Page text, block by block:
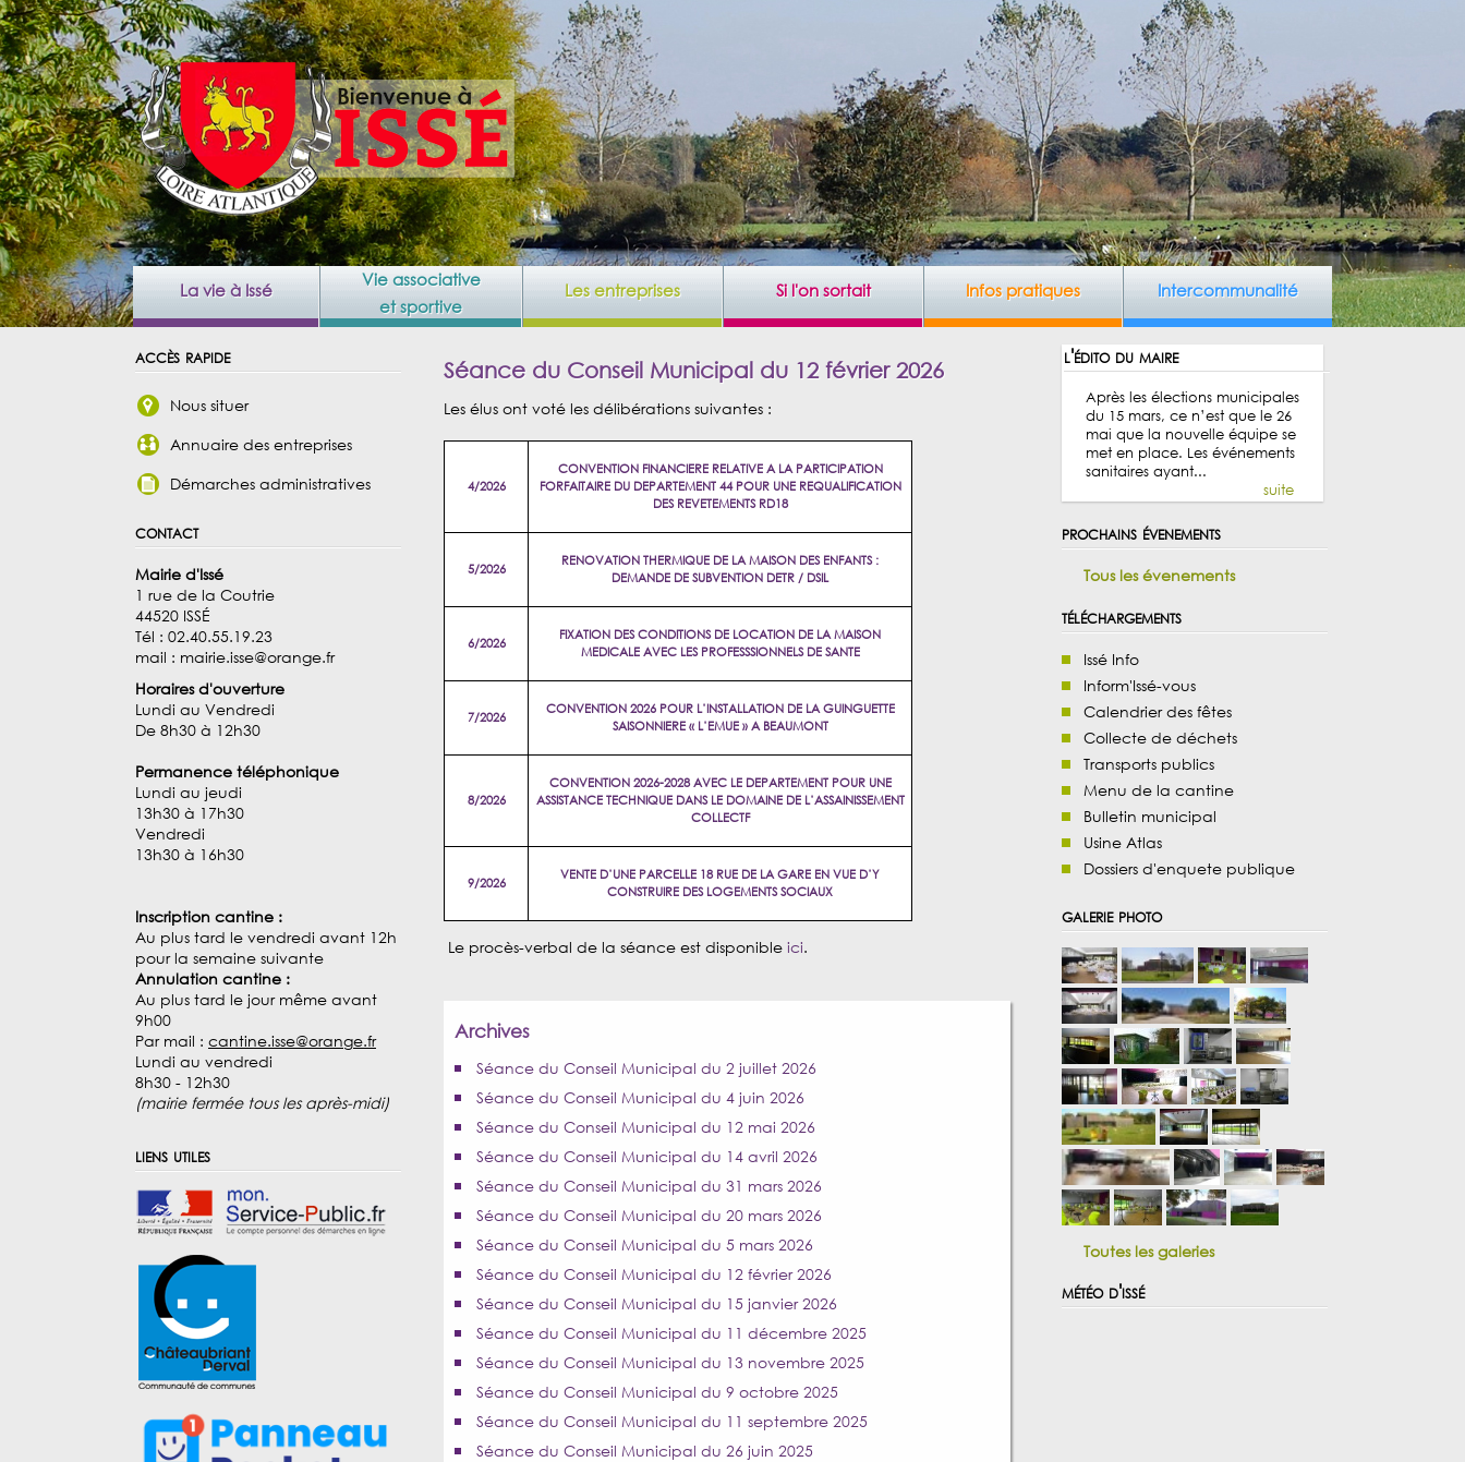
La vie à Issé
Vie associative
et sportive
Les entreprises Si l'on sortait Infos pratiques Intercommunalité
accès rapide
Nous situer
Annuaire des entreprises
Démarches administratives
contact
Mairie d'Issé
1 rue de la Coutrie
44520 ISSÉ
Tél : 02.40.55.19.23
mail : mairie.isse@orange.fr
Horaires d'ouverture
Lundi au Vendredi
De 8h30 à 12h30
Permanence téléphonique
Lundi au jeudi
13h30 à 17h30
Vendredi
13h30 à 16h30
Inscription cantine :
Au plus tard le vendredi avant 12h
pour la semaine suivante
Annulation cantine :
Au plus tard le jour même avant
9h00
Par mail : cantine.isse@orange.fr
Lundi au vendredi
8h30 - 12h30
(mairie fermée tous les après-midi)
liens utiles
Séance du Conseil Municipal du 12 février 2026
Les élus ont voté les délibérations suivantes :
4/2026
CONVENTION FINANCIERE RELATIVE A LA PARTICIPATION
FORFAITAIRE DU DEPARTEMENT 44 POUR UNE REQUALIFICATION
DES REVETEMENTS RD18
5/2026
RENOVATION THERMIQUE DE LA MAISON DES ENFANTS :
DEMANDE DE SUBVENTION DETR / DSIL
6/2026
FIXATION DES CONDITIONS DE LOCATION DE LA MAISON
MEDICALE AVEC LES PROFESSSIONNELS DE SANTE
7/2026
CONVENTION 2026 POUR L’INSTALLATION DE LA GUINGUETTE
SAISONNIERE « L’EMUE » A BEAUMONT
8/2026
CONVENTION 2026-2028 AVEC LE DEPARTEMENT POUR UNE
ASSISTANCE TECHNIQUE DANS LE DOMAINE DE L’ASSAINISSEMENT
COLLECTF
9/2026
VENTE D’UNE PARCELLE 18 RUE DE LA GARE EN VUE D’Y
CONSTRUIRE DES LOGEMENTS SOCIAUX
Le procès-verbal de la séance est disponible ici.
Archives
Séance du Conseil Municipal du 2 juillet 2026
Séance du Conseil Municipal du 4 juin 2026
Séance du Conseil Municipal du 12 mai 2026
Séance du Conseil Municipal du 14 avril 2026
Séance du Conseil Municipal du 31 mars 2026
Séance du Conseil Municipal du 20 mars 2026
Séance du Conseil Municipal du 5 mars 2026
Séance du Conseil Municipal du 12 février 2026
Séance du Conseil Municipal du 15 janvier 2026
Séance du Conseil Municipal du 11 décembre 2025
Séance du Conseil Municipal du 13 novembre 2025
Séance du Conseil Municipal du 9 octobre 2025
Séance du Conseil Municipal du 11 septembre 2025
Séance du Conseil Municipal du 26 juin 2025
l'édito du maire
Après les élections municipales
du 15 mars, ce n’est que le 26
mai que la nouvelle équipe se
met en place. Les événements
sanitaires ayant...
suite
prochains évenements
Tous les évenements
téléchargements
Issé Info
Inform'Issé-vous
Calendrier des fêtes
Collecte de déchets
Transports publics
Menu de la cantine
Bulletin municipal
Usine Atlas
Dossiers d'enquete publique
galerie photo
Toutes les galeries
météo d'issé